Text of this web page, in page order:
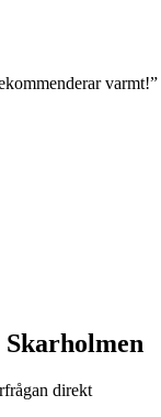
varmt!”
Skarholmen
direkt